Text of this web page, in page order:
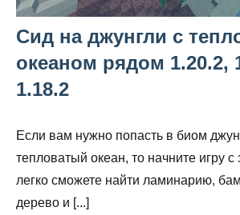
Сид на джунгли с
океаном рядом 1.20.2,
1.18.2
Если вам нужно попасть в биом
тепловатый океан, то начните игру
легко сможете найти ламинарию,
дерево и [...]